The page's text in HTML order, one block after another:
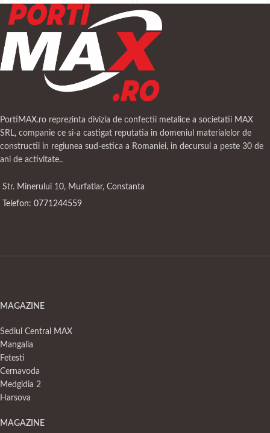
PortiMAX.ro reprezinta divizia de confectii metalice a societatii MAX
SRL, companie ce si-a castigat reputatia in domeniul materialelor de
constructii in regiunea sud-estica a Romaniei, in decursul a peste 30 de
ani de activitate..
Str. Minerului 10, Murfatlar, Constanta
Telefon: 0771244559
MAGAZINE
Sediul Central MAX
Mangalia
Fetesti
Cernavoda
Medgidia 2
Harsova
MAGAZINE